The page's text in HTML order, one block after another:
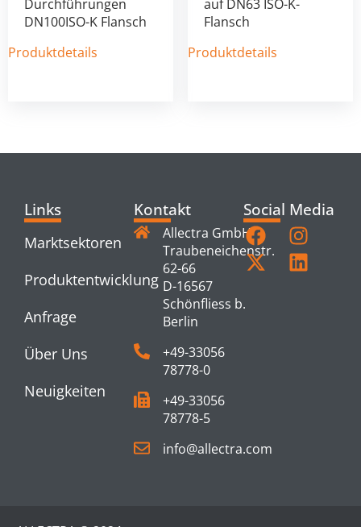
Durchführungen
DN100ISO-K Flansch
Produktdetails
auf DN63 ISO-K-
Flansch
Produktdetails
Links
Marktsektoren
Produktentwicklung
Anfrage
Über Uns
Neuigkeiten
Kontakt
Allectra GmbH
Traubeneichenstr.
62-66
D-16567
Schönfliess b.
Berlin
+49-33056
78778-0
+49-33056
78778-5
info@allectra.com
Social Media